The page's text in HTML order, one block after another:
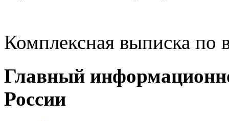
Комплексная выписка
Главный
России